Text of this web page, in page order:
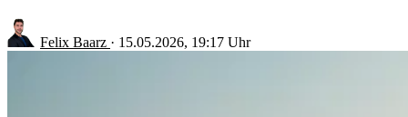
Felix Baarz · 15.05.2026, 19:17 Uhr